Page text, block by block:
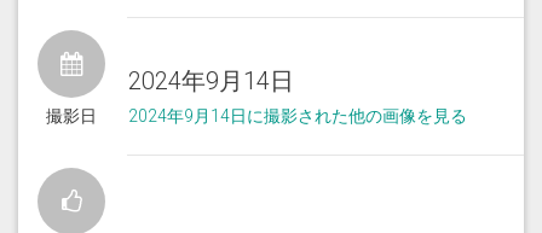
撮影日
2024年9月14日
2024年9月14日に撮影された他の画像を見る